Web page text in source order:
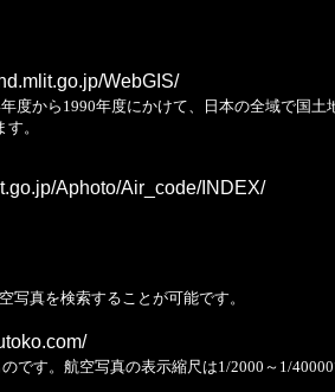
WebGIS/
から1990年度にかけて、日本の全域で国
。
Aphoto/Air_code/INDEX/
真を検索することが可能です。
です。航空写真の表示縮尺は1/2000～1/